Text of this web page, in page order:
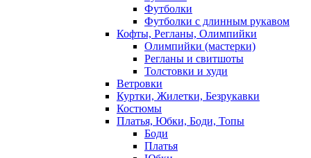
Футболки
Футболки с длинным рукавом
Кофты, Регланы, Олимпийки
Олимпийки (мастерки)
Регланы и свитшоты
Толстовки и худи
Ветровки
Куртки, Жилетки, Безрукавки
Костюмы
Платья, Юбки, Боди, Топы
Боди
Платья